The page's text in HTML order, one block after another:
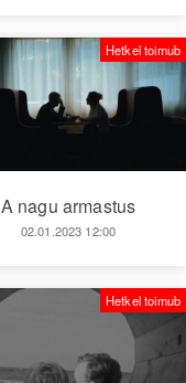
A nagu armastus
02.01.2023 12:00
Hetkel toimub
Hetkel toimub